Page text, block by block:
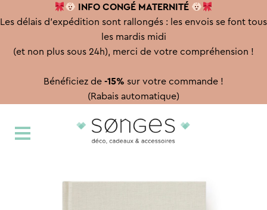
INFO CONGÉ MATERNITÉ
Les délais d'expédition sont rallongés : les envois se font tous
les mardis midi
(et non plus sous 24h), merci de votre compréhension !
Bénéficiez de -15% sur votre commande !
(Rabais automatique)
à
au